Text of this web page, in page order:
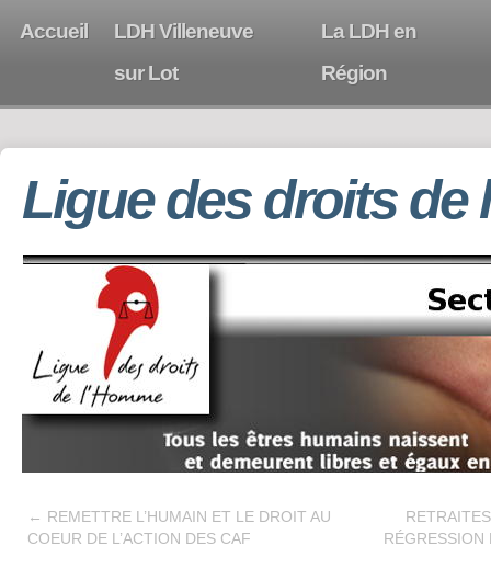
Accueil
LDH Villeneuve
sur Lot
La LDH en
Région
Ligue des droits de
← REMETTRE L’HUMAIN ET LE DROIT AU
COEUR DE L’ACTION DES CAF
RÉGRESSION